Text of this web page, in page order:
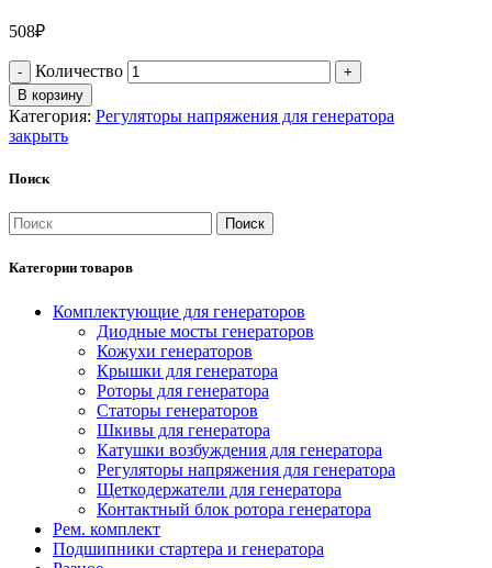
508₽
Количество
В корзину
Категория: Регуляторы напряжения для генератора
закрыть
Поиск
Поиск
Категории товаров
Комплектующие для генераторов
Диодные мосты генераторов
Кожухи генераторов
Крышки для генератора
Роторы для генератора
Статоры генераторов
Шкивы для генератора
Катушки возбуждения для генератора
Регуляторы напряжения для генератора
Щеткодержатели для генератора
Контактный блок ротора генератора
Рем. комплект
Подшипники стартера и генератора